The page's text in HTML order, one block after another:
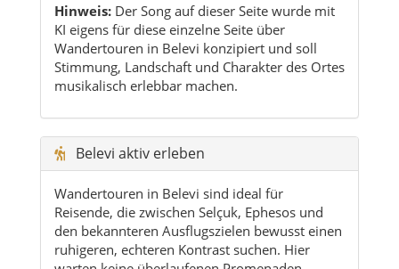
Hinweis: Der Song auf dieser Seite wurde mit
KI eigens für diese einzelne Seite über
Wandertouren in Belevi konzipiert und soll
Stimmung, Landschaft und Charakter des Ortes
musikalisch erlebbar machen.
Belevi aktiv erleben
Wandertouren in Belevi sind ideal für
Reisende, die zwischen Selçuk, Ephesos und
den bekannteren Ausflugszielen bewusst einen
ruhigeren, echteren Kontrast suchen. Hier